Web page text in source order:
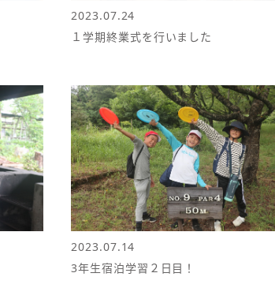
2023.07.24
１学期終業式を行いました
2023.07.14
3年生宿泊学習２日目！